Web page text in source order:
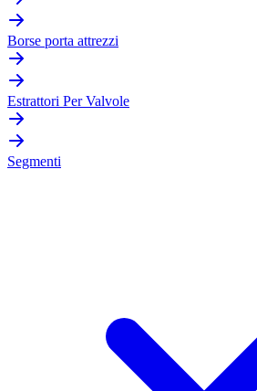
Borse porta attrezzi
Estrattori Per Valvole
Segmenti